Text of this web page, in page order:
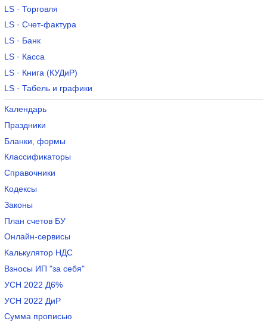
LS · Торговля
LS · Счет-фактура
LS · Банк
LS · Касса
LS · Книга (КУДиР)
LS · Табель и графики
Календарь
Праздники
Бланки, формы
Классификаторы
Справочники
Кодексы
Законы
План счетов БУ
Онлайн-сервисы
Калькулятор НДС
Взносы ИП "за себя"
УСН 2022 Д6%
УСН 2022 ДиР
Сумма прописью